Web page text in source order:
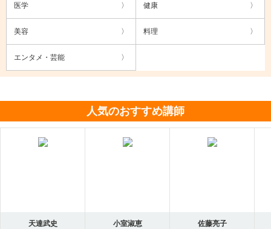
医学 健康
美容 料理
エンタメ・芸能
人気のおすすめ講師
天達武史 小室淑恵 佐藤亮子